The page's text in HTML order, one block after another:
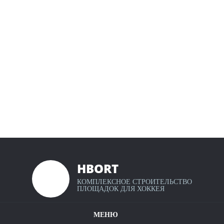
Воронеж
Волгоград
HBORT
КОМПЛЕКСНОЕ СТРОИТЕЛЬСТВО
ПЛОЩАДОК ДЛЯ ХОККЕЯ
МЕНЮ
Калькулятор хоккейных коробок
Наши проекты